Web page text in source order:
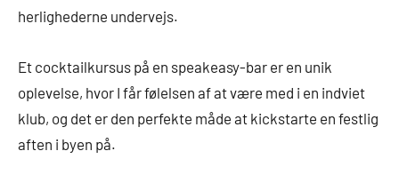
herlighederne undervejs.
Et cocktailkursus på en speakeasy-bar er en unik
oplevelse, hvor I får følelsen af at være med i en indviet
klub, og det er den perfekte måde at kickstarte en festlig
aften i byen på.